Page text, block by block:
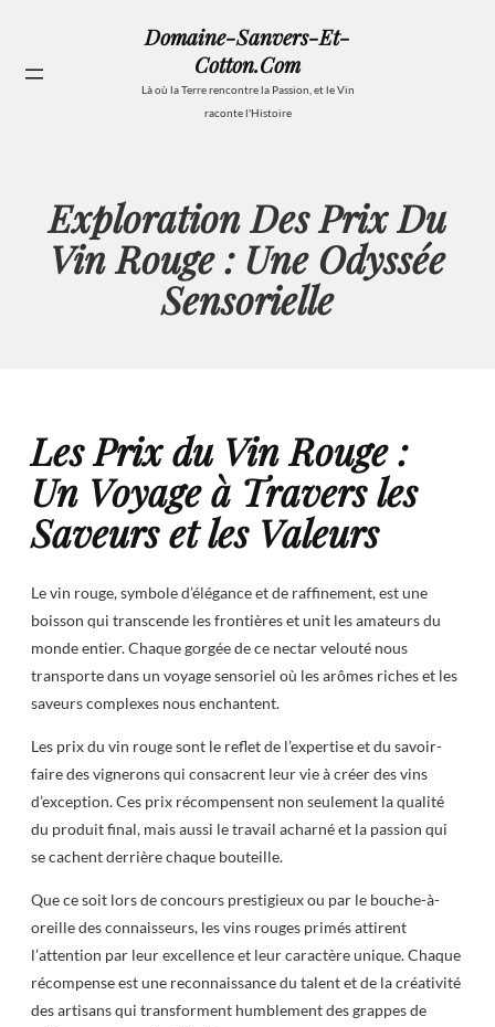
contenu
Domaine-Sanvers-Et-
Cotton.com
Là où la Terre rencontre la Passion, et le Vin
raconte l'Histoire
Exploration Des Prix Du
Vin Rouge : Une Odyssée
Sensorielle
Les Prix du Vin Rouge :
Un Voyage à Travers les
Saveurs et les Valeurs
Le vin rouge, symbole d’élégance et de raffinement, est une
boisson qui transcende les frontières et unit les amateurs du
monde entier. Chaque gorgée de ce nectar velouté nous
transporte dans un voyage sensoriel où les arômes riches et les
saveurs complexes nous enchantent.
Les prix du vin rouge sont le reflet de l’expertise et du savoir-
faire des vignerons qui consacrent leur vie à créer des vins
d’exception. Ces prix récompensent non seulement la qualité
du produit final, mais aussi le travail acharné et la passion qui
se cachent derrière chaque bouteille.
Que ce soit lors de concours prestigieux ou par le bouche-à-
oreille des connaisseurs, les vins rouges primés attirent
l’attention par leur excellence et leur caractère unique. Chaque
récompense est une reconnaissance du talent et de la créativité
des artisans qui transforment humblement des grappes de